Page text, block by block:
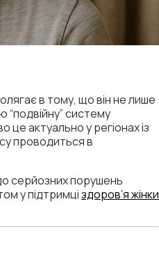
в тому, що він не лише
“подвійну” систему
це актуально у регіонах із
проводиться в
серйозних порушень
у підтримціздоров’я жінки